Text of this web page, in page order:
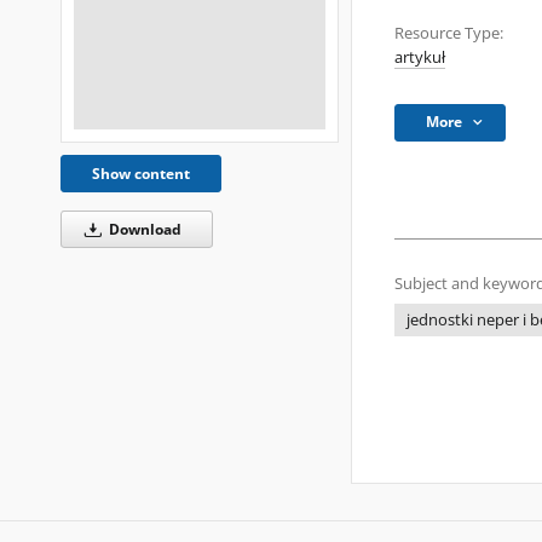
Show content
Download
Resource Type:
artykuł
More
Subject and
jednostki neper i